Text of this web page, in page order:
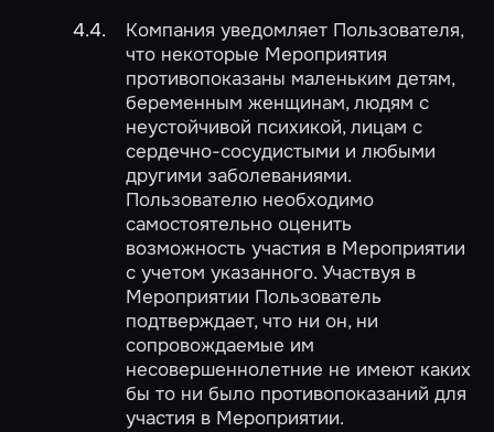
Компания уведомляет Пользователя,
что некоторые Мероприятия
противопоказаны маленьким детям,
беременным женщинам, людям с
неустойчивой психикой, лицам с
сердечно-сосудистыми и любыми
другими заболеваниями.
Пользователю необходимо
самостоятельно оценить
возможность участия в Мероприятии
с учетом указанного. Участвуя в
Мероприятии Пользователь
подтверждает, что ни он, ни
сопровождаемые им
несовершеннолетние не имеют каких
бы то ни было противопоказаний для
участия в Мероприятии.